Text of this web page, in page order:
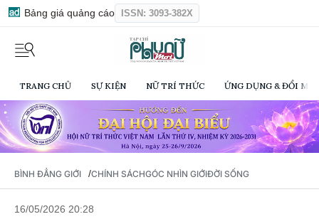
Bảng giá quảng cáo ISSN: 3093-382X
TRANG CHỦ SỰ KIỆN NỮ TRÍ THỨC ỨNG DỤNG & ĐỔI
BÌNH ĐẲNG GIỚI /CHÍNH SÁCHGÓC NHÌN GIỚIĐỜI SỐNG
16/05/2026 20:28